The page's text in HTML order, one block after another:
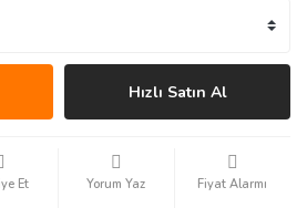
Hızlı Satın Al
Et Yorum Yaz Fiyat Alarmı